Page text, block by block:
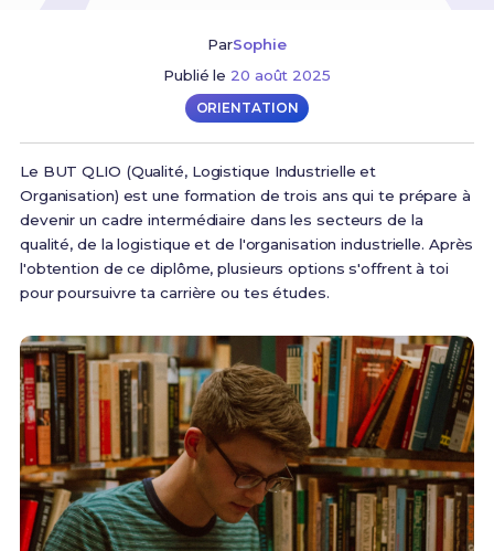
ParSophie
Publié le 20 août 2025
ORIENTATION
Le BUT QLIO (Qualité, Logistique Industrielle et
Organisation) est une formation de trois ans qui te prépare à
devenir un cadre intermédiaire dans les secteurs de la
qualité, de la logistique et de l'organisation industrielle. Après
l'obtention de ce diplôme, plusieurs options s'offrent à toi
pour poursuivre ta carrière ou tes études.